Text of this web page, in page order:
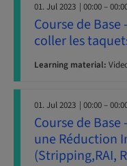
01. Jul 2023 | 00:00 –
Course de
coller les
Learning material:
01. Jul 2023 | 00:00 –
Course de
une Réduction
(Stripping,RAI,